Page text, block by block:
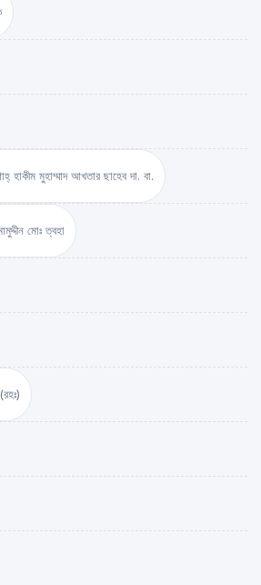
হাকীম মুহাম্মাদ আখতার ছাহেব দা. বা.
মোঃ ত্বহা